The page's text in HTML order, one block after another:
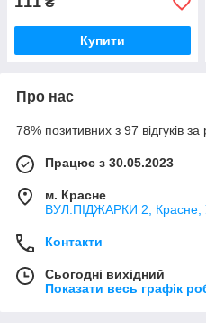
Купити
Про нас
78% позитивних з 97 відгуків за
Працює з 30.05.2023
м. Красне
ВУЛ.ПІДЖАРКИ 2, Красне,
Контакти
Сьогодні вихідний
Показати весь графік